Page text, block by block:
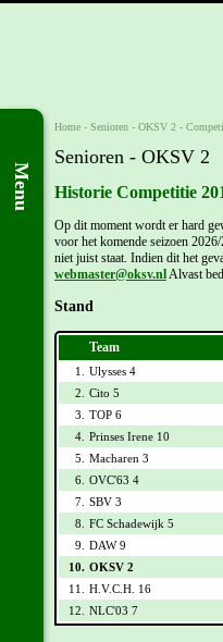
Menu
Home - Senioren - OKSV 2 -
Senioren - OKSV 2
Historie Competitie
Op dit moment wordt er hard
voor het komende seizoen
niet juist staat. Indien dit het
webmaster@oksv.nl Alvast
Stand
Team
1. Ulysses 4
2.
Cito 5
3.
TOP 6
4. Prinses Irene 10
5.
Macharen 3
6. OVC'63 4
7. SBV 3
8.
FC Schadewijk 5
9.
DAW 9
10. OKSV 2
11.
H.V.C.H. 16
12.
NLC'03 7